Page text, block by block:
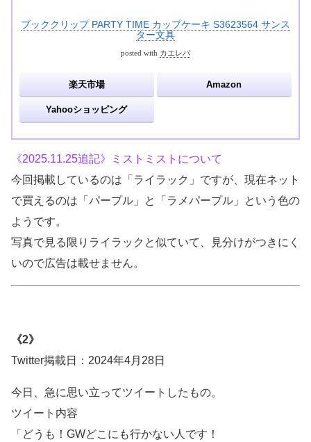
ブッククリップ PARTY TIME カップケーキ S3623564 サンス
ター文具
posted with カエレバ
楽天市場 Amazon
Yahooショッピング
《2025.11.25追記》ミストミストについて
今回掲載しているのは「ライラック」ですが、現在ネット
で買えるのは「パープル」と「ラメパープル」という色の
ようです。
写真で見る限りライラックと似ていて、見分けがつきにく
いので広告は載せません。
《2》
Twitter掲載日：2024年4月28日
今日、急に思い立ってツイートしたもの。
ツイート内容
「どうも！GWどこにも行かない人です！